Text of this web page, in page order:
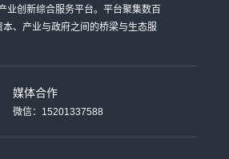
业创新综合服务平台。平台聚集数百
、产业与政府之间的桥梁与生态服
媒体合作
微信：15201337588